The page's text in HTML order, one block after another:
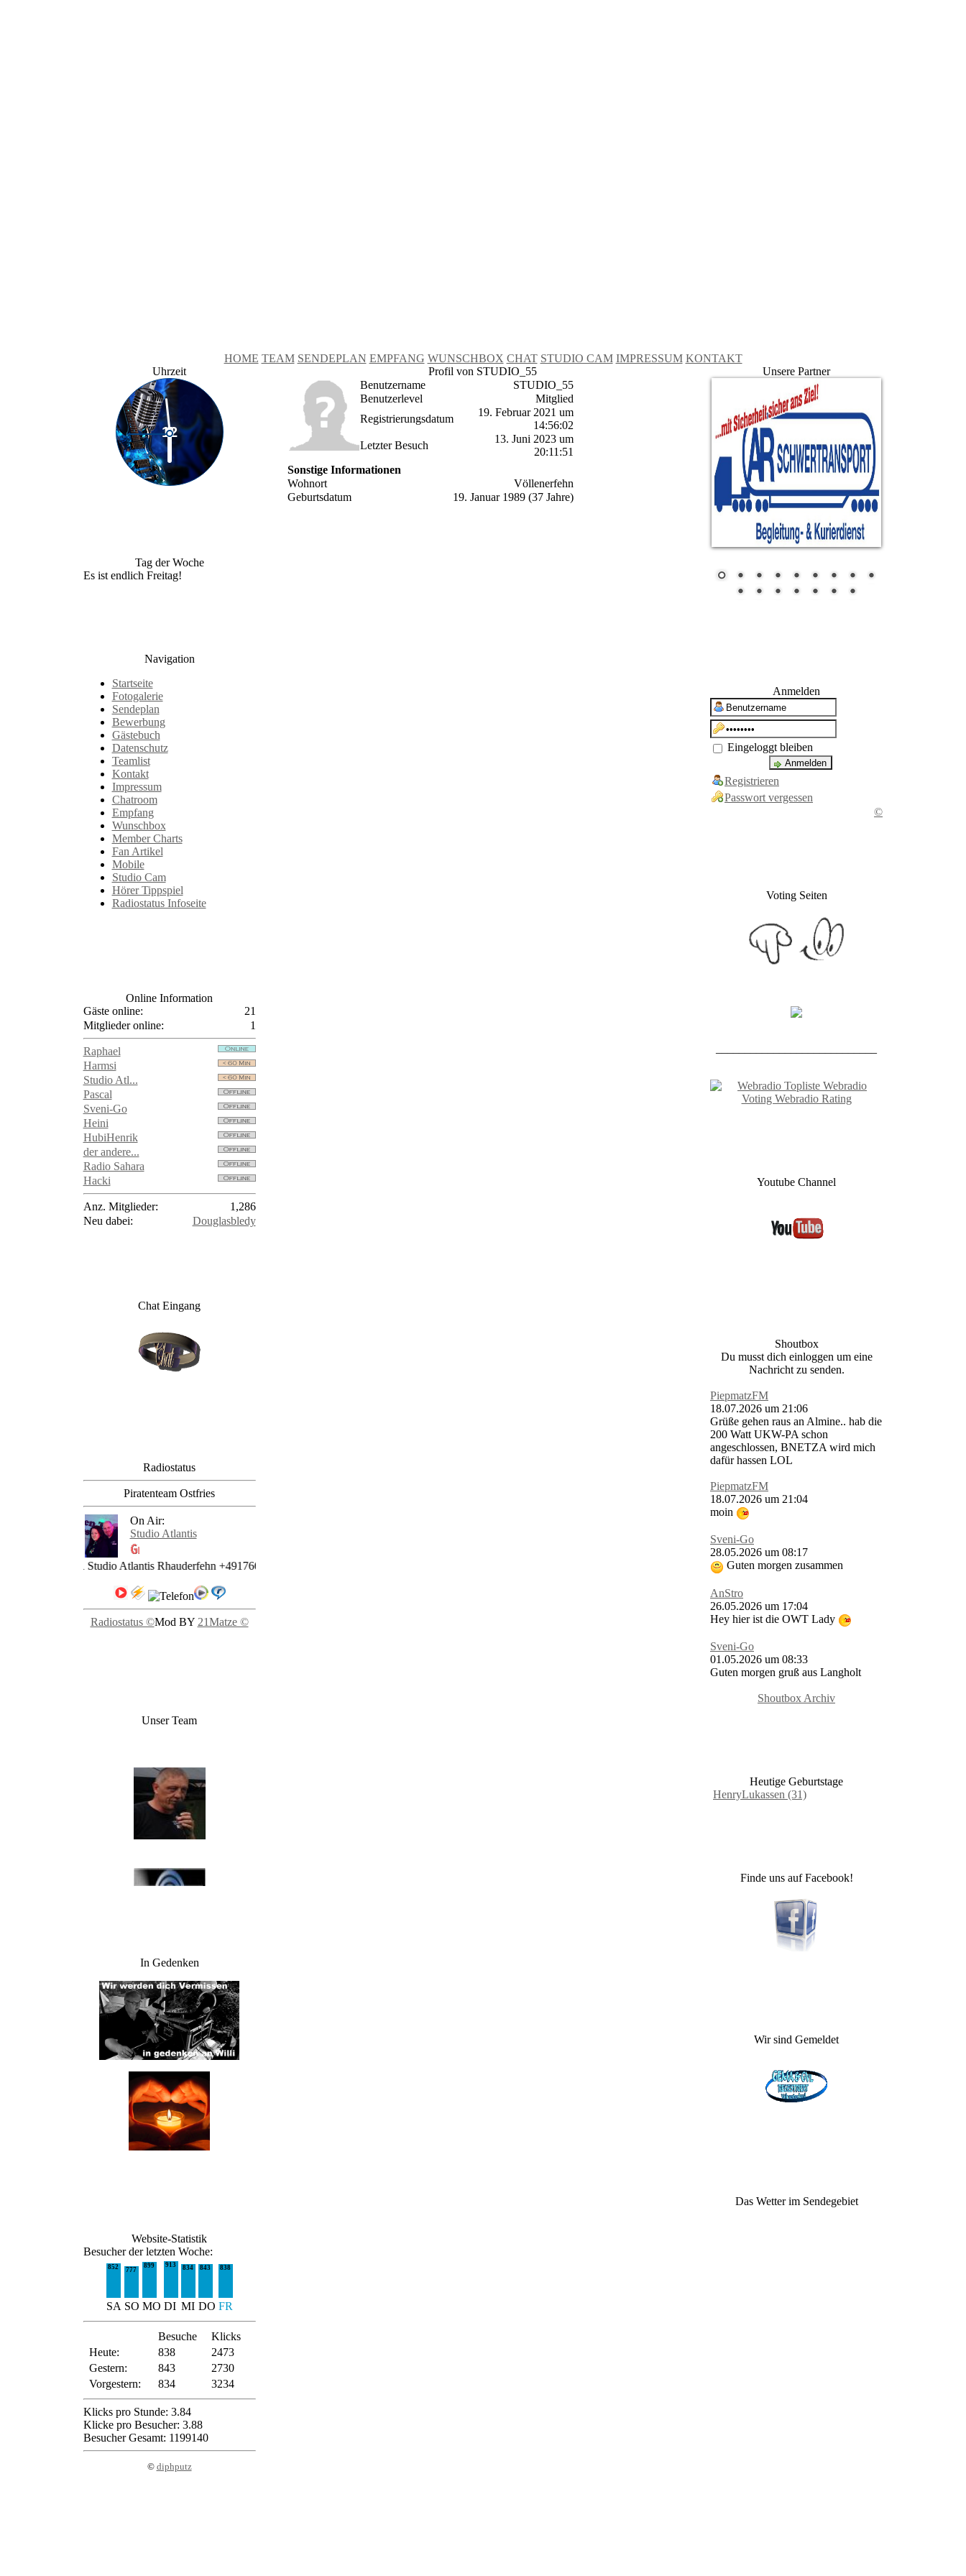
HOME TEAM SENDEPLAN EMPFANG WUNSCHBOX CHAT STUDIO CAM IMPRESSUM KONTAKT
Uhrzeit
Tag der Woche
Es ist endlich Freitag!
Navigation
Startseite
Fotogalerie
Sendeplan
Bewerbung
Gästebuch
Datenschutz
Teamlist
Kontakt
Impressum
Chatroom
Empfang
Wunschbox
Member Charts
Fan Artikel
Mobile
Studio Cam
Hörer Tippspiel
Radiostatus Infoseite
Online Information
Gäste online:
21
Mitglieder online:
1
Raphael
Harmsi
Studio Atl...
Pascal
Sveni-Go
Heini
HubiHenrik
der andere...
Radio Sahara
Hacki
Anz. Mitglieder:
1,286
Neu dabei:
Douglasbledy
Chat Eingang
Radiostatus
Piratenteam Ostfries
On Air:
Studio Atlantis
Team SAR Studio Atlantis Rhauderfehn +4917663620222 | Studio Atlantis
Radiostatus ©Mod BY 21Matze ©
Unser Team
In Gedenken
Website-Statistik
Besucher der letzten Woche:
852 777
899 913 834 843 838
SA SO MO DI MI DO FR
Besuche
Klicks
Heute:
838
2473
Gestern:
843
2730
Vorgestern:
834 3234
Klicks pro Stunde: 3.84
Klicke pro Besucher: 3.88
Besucher Gesamt: 1199140
© diphputz
Profil von STUDIO_55
Benutzername
STUDIO_55
Benutzerlevel
Mitglied
Registrierungsdatum
19. Februar 2021 um
14:56:02
Letzter Besuch
13. Juni 2023 um
20:11:51
Sonstige Informationen
Wohnort
Völlenerfehn
Geburtsdatum
19. Januar 1989 (37 Jahre)
Unsere Partner
Anmelden
Eingeloggt bleiben
Registrieren
Passwort vergessen
©
Voting Seiten
Youtube Channel
Shoutbox
Du musst dich einloggen um eine
Nachricht zu senden.
PiepmatzFM
18.07.2026 um 21:06
Grüße gehen raus an Almine.. hab die
200 Watt UKW-PA schon
angeschlossen, BNETZA wird mich
dafür hassen LOL
PiepmatzFM
18.07.2026 um 21:04
moin
Sveni-Go
28.05.2026 um 08:17
Guten morgen zusammen
AnStro
26.05.2026 um 17:04
Hey hier ist die OWT Lady
Sveni-Go
01.05.2026 um 08:33
Guten morgen gruß aus Langholt
Shoutbox Archiv
Heutige Geburtstage
HenryLukassen (31)
Finde uns auf Facebook!
Wir sind Gemeldet
Das Wetter im Sendegebiet